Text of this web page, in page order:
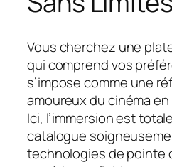
Vous cherchez une
qui comprend vos
s’impose comme une
amoureux du cinéma
Ici, l’immersion est
catalogue
technologies de pointe